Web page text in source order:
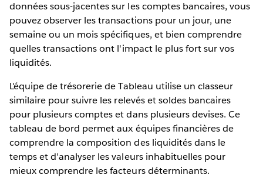
données sous-jacentes sur les comptes bancaires, vous
pouvez observer les transactions pour un jour, une
semaine ou un mois spécifiques, et bien comprendre
quelles transactions ont l'impact le plus fort sur vos
liquidités.
L'équipe de trésorerie de Tableau utilise un classeur
similaire pour suivre les relevés et soldes bancaires
pour plusieurs comptes et dans plusieurs devises. Ce
tableau de bord permet aux équipes financières de
comprendre la composition des liquidités dans le
temps et d'analyser les valeurs inhabituelles pour
mieux comprendre les facteurs déterminants.